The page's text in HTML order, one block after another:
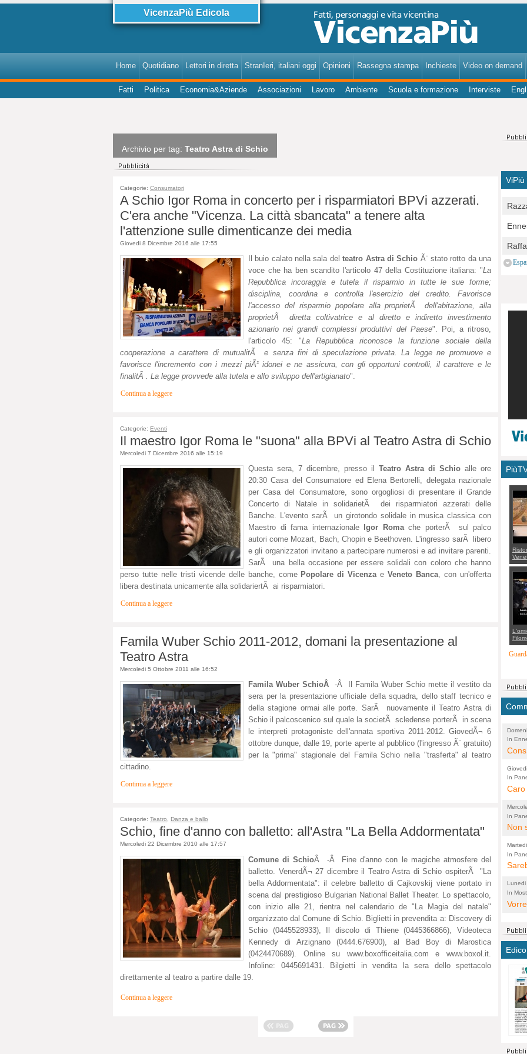
VicenzaPiù Edicola
Home Quotidiano Lettori in diretta StranIeri, italiani oggi Opinioni Rassegna stampa Inchieste Video on demand
Fatti Politica Economia&Aziende Associazioni Lavoro Ambiente Scuola e formazione Interviste
Archivio per tag: Teatro Astra di Schio
Categorie: Consumatori
A Schio Igor Roma in concerto per i risparmiatori BPVi azzerati.
C'era anche "Vicenza. La città sbancata" a tenere alta
l'attenzione sulle dimenticanze dei media
Giovedi 8 Dicembre 2016 alle 17:55
Il buio calato nella sala delteatro Astra di Schio Ã¨ stato rotto da una
voce che ha ben scandito l'articolo 47 della Costituzione italiana: "La
Repubblica incoraggia e tutela il risparmio in tutte le sue forme;
disciplina, coordina e controlla l'esercizio del credito. Favorisce
l'accesso del risparmio popolare alla proprietÃ dell'abitazione, alla
proprietÃ diretta coltivatrice e al diretto e indiretto investimento
azionario nei grandi complessi produttivi del Paese". Poi, a ritroso,
l'articolo 45: "La Repubblica riconosce la funzione sociale della
cooperazione a carattere di mutualitÃ e senza fini di speculazione privata. La legge ne promuove e
favorisce l'incremento con i mezzi piÃ¹ idonei e ne assicura, con gli opportuni controlli, il carattere e le
finalitÃ . La legge provvede alla tutela e allo sviluppo dell'artigianato".
Continua a leggere
Categorie: Eventi
Il maestro Igor Roma le "suona" alla BPVi al Teatro Astra di Schio
Mercoledi 7 Dicembre 2016 alle 15:19
Questa sera, 7 dicembre, presso il Teatro Astra di Schio alle ore
20:30 Casa del Consumatore ed Elena Bertorelli, delegata nazionale
per Casa del Consumatore, sono orgogliosi di presentare il Grande
Concerto di Natale in solidarietÃ dei risparmiatori azzerati delle
Banche. L'evento sarÃ un girotondo solidale in musica classica con
Maestro di fama internazionale
Igor Romache porterÃ sul palco
autori come Mozart, Bach, Chopin e Beethoven. L'ingresso sarÃ libero
e gli organizzatori invitano a partecipare numerosi e ad invitare parenti.
SarÃ una bella occasione per essere solidali con coloro che hanno
perso tutte nelle tristi vicende delle banche, come Popolare di VicenzaeVeneto Banca, con un'offerta
libera destinata unicamente alla solidariertÃ ai risparmiatori.
Continua a leggere
Famila Wuber Schio 2011-2012, domani la presentazione al
Teatro Astra
Mercoledi 5 Ottobre 2011 alle 16:52
Famila Wuber SchioÂ -Â Il Famila Wuber Schio mette il vestito da
sera per la presentazione ufficiale della squadra, dello staff tecnico e
della stagione ormai alle porte. SarÃ nuovamente il Teatro Astra di
Schio il palcoscenico sul quale la societÃ scledense porterÃ in scena
le interpreti protagoniste dell'annata sportiva 2011-2012. GiovedÃ¬ 6
ottobre dunque, dalle 19, porte aperte al pubblico (l'ingresso Ã¨ gratuito)
per la "prima" stagionale del Famila Schio nella "trasferta" al teatro
cittadino.
Continua a leggere
Categorie: Teatro Danza e ballo
Schio, fine d'anno con balletto: all'Astra "La Bella Addormentata"
Mercoledi 22 Dicembre 2010 alle 17:57
Comune di SchioÂ -Â Fine d'anno con le magiche atmosfere del
balletto. VenerdÃ¬ 27 dicembre il Teatro Astra di Schio ospiterÃ "La
bella Addormentata": il celebre balletto di Cajkovskij viene portato in
scena dal prestigioso Bulgarian National Ballet Theater. Lo spettacolo,
con inizio alle 21, rientra nel calendario de "La Magia del natale"
organizzato dal Comune di Schio. Biglietti in prevendita a: Discovery di
Schio (0445528933), Il discolo di Thiene (0445366866), Videoteca
Kennedy di Arzignano (0444.676900), al Bad Boy di Marostica
(0424470689). Online su www.boxofficeitalia.com e www.boxol.it.
Infoline: 0445691431. Bilgietti in vendita la sera dello spettacolo
direttamente al teatro a partire dalle 19.
Continua a leggere
ViPiù
per
E
con
In
per
che
qui
PER
In
Caro
sono
(non
dal
Ora
la
ma
In
Non
la
a
In
città,
In
di
e
alta